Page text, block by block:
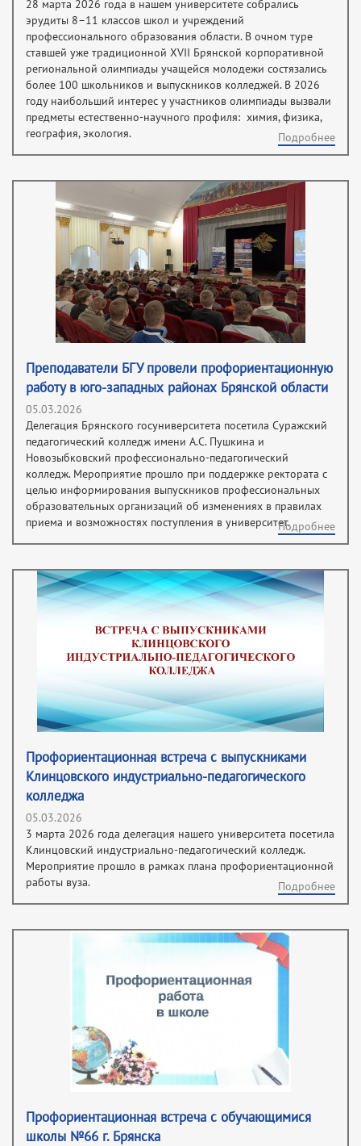
28 марта 2026 года в нашем университете собрались
эрудиты 8–11 классов школ и учреждений
профессионального образования области. В очном туре
ставшей уже традиционной XVII Брянской корпоративной
региональной олимпиады учащейся молодежи состязались
более 100 школьников и выпускников колледжей. В 2026
году наибольший интерес у участников олимпиады вызвали
предметы естественно-научного профиля: химия, физика,
география, экология.
Подробнее
Преподаватели БГУ провели профориентационную
работу в юго-западных районах Брянской области
05.03.2026
Делегация Брянского госуниверситета посетила Суражский
педагогический колледж имени А.С. Пушкина и
Новозыбковский профессионально-педагогический
колледж. Мероприятие прошло при поддержке ректората с
целью информирования выпускников профессиональных
образовательных организаций об изменениях в правилах
приема и возможностях поступления в университет.Подробнее
Профориентационная встреча с выпускниками
Клинцовского индустриально-педагогического
колледжа
05.03.2026
3 марта 2026 года делегация нашего университета посетила
Клинцовский индустриально-педагогический колледж.
Мероприятие прошло в рамках плана профориентационной
работы вуза.
Подробнее
Профориентационная встреча с обучающимися
школы №66 г. Брянска